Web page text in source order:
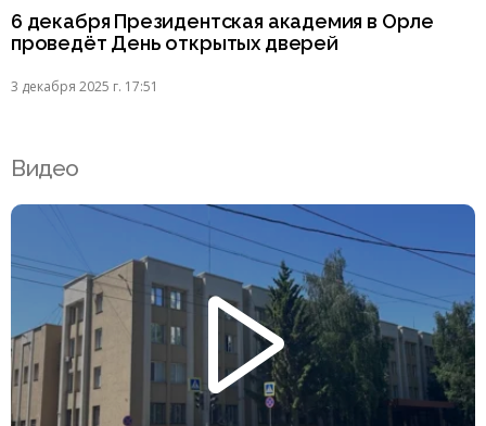
6 декабря Президентская академия в Орле
проведёт День открытых дверей
3 декабря 2025 г. 17:51
Видео